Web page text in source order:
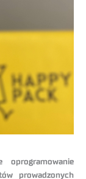
oprogramowanie
prowadzonych